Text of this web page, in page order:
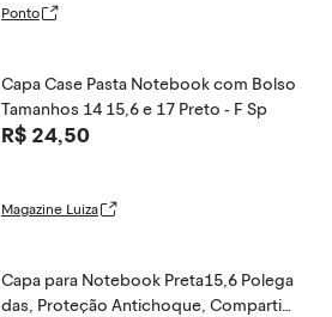
Ponto
Capa Case Pasta Notebook com Bolso
Tamanhos 14 15,6 e 17 Preto - F Sp
R$ 24,50
Magazine Luiza
Capa para Notebook Preta15,6 Polega
das, Proteção Antichoque, Compartim